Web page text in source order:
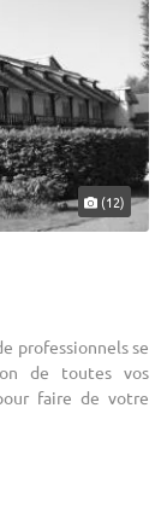
(12)
professionnels se
de toutes vos
faire de votre